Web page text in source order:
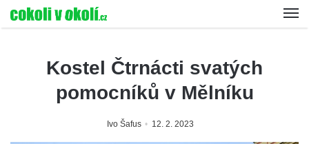
Kostel Čtrnácti svatých
pomocníků v Mělníku
Ivo Šafus 12. 2. 2023